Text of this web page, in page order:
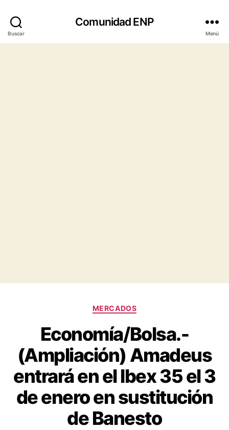
Buscar
Comunidad ENP
Menú
Categorías
MERCADOS
Economía/Bolsa.-
(Ampliación) Amadeus
entrará en el Ibex 35 el 3
de enero en sustitución
de Banesto